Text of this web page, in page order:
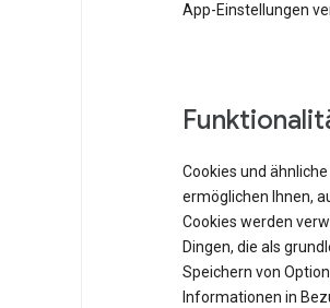
App-Einstellungen
Cookies und
ermöglichen Ihnen,
Cookies werden
Dingen, die als
Speichern von
Informationen in